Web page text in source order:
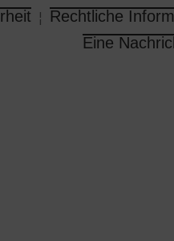
¦ Rechtliche
Eine